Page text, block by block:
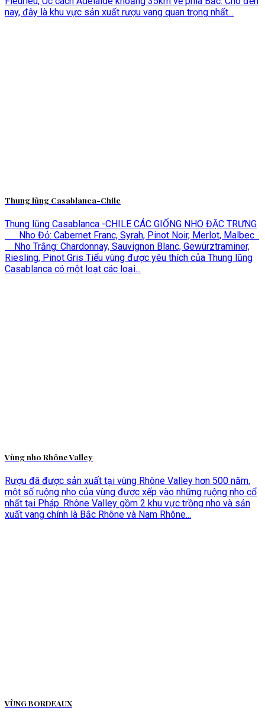
nay, đây là khu vực sản xuất rượu vang quan trọng nhất...
Thung lũng Casablanca-Chile
Thung lũng Casablanca -CHILE CÁC GIỐNG NHO ĐẶC TRƯNG
Nho Đỏ: Cabernet Franc, Syrah, Pinot Noir, Merlot, Malbec
Nho Trắng: Chardonnay, Sauvignon Blanc, Gewürztraminer,
Riesling, Pinot Gris Tiểu vùng được yêu thích của Thung lũng
Casablanca có một loạt các loại...
Vùng nho Rhône Valley
Rượu đã được sản xuất tại vùng Rhône Valley hơn 500 năm,
một số ruộng nho của vùng được xếp vào những ruộng nho cổ
nhất tại Pháp. Rhône Valley gồm 2 khu vực trồng nho và sản
xuất vang chính là Bắc Rhône và Nam Rhône...
VÙNG BORDEAUX